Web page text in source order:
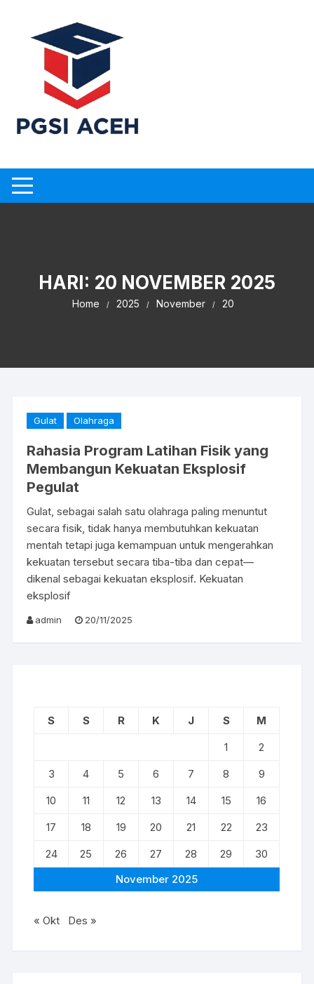
content
HARI: 20 NOVEMBER 2025
Home 2025 November 20
Gulat Olahraga
Rahasia Program Latihan Fisik yang
Membangun Kekuatan Eksplosif
Pegulat
Gulat, sebagai salah satu olahraga paling menuntut
secara fisik, tidak hanya membutuhkan kekuatan
mentah tetapi juga kemampuan untuk mengerahkan
kekuatan tersebut secara tiba-tiba dan cepat—
dikenal sebagai kekuatan eksplosif. Kekuatan
eksplosif
admin 20/11/2025
November 2025
S S R K J S
M
1
2
3
4 5 6 7 8
9
10
11 12 13 14 15
16
17
18 19 20 21 22
23
24
25 26 27 28 29 30
« Okt Des »